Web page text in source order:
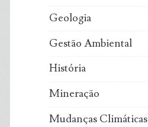
Geologia
Gestão Ambiental
História
Mineração
Mudanças Climáticas